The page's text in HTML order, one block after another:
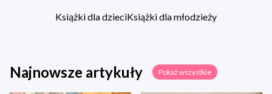
Książki dla dzieciKsiążki dla młodzieży
Najnowsze artykuły Pokaż wszystkie